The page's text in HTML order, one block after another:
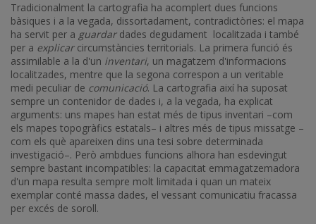
Tradicionalment la cartografia ha acomplert dues funcions
bàsiques i a la vegada, dissortadament, contradictòries: el mapa
ha servit per a guardar dades degudament localitzada i també
per a explicarcircumstàncies territorials. La primera funció és
assimilable a la d'un inventari, un magatzem d'informacions
localitzades, mentre que la segona correspon a un veritable
medi peculiar de comunicació. La cartografia així ha suposat
sempre un contenidor de dades i, a la vegada, ha explicat
arguments: uns mapes han estat més de tipus inventari –com
els mapes topogràfics estatals– i altres més de tipus missatge –
com els què apareixen dins una tesi sobre determinada
investigació–. Però ambdues funcions alhora han esdevingut
sempre bastant incompatibles: la capacitat emmagatzemadora
d'un mapa resulta sempre molt limitada i quan un mateix
exemplar conté massa dades, el vessant comunicatiu fracassa
per excés de soroll.